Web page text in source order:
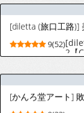
[アヘアジフ] 信仰×
9(45)
9(53)
に